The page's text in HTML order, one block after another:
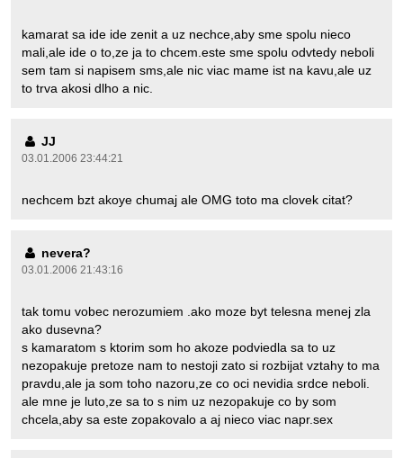
kamarat sa ide ide zenit a uz nechce,aby sme spolu nieco
mali,ale ide o to,ze ja to chcem.este sme spolu odvtedy neboli
sem tam si napisem sms,ale nic viac mame ist na kavu,ale uz
to trva akosi dlho a nic.
JJ
03.01.2006 23:44:21
nechcem bzt akoye chumaj ale OMG toto ma clovek citat?
nevera?
03.01.2006 21:43:16
tak tomu vobec nerozumiem .ako moze byt telesna menej zla
ako dusevna?
s kamaratom s ktorim som ho akoze podviedla sa to uz
nezopakuje pretoze nam to nestoji zato si rozbijat vztahy to ma
pravdu,ale ja som toho nazoru,ze co oci nevidia srdce neboli.
ale mne je luto,ze sa to s nim uz nezopakuje co by som
chcela,aby sa este zopakovalo a aj nieco viac napr.sex